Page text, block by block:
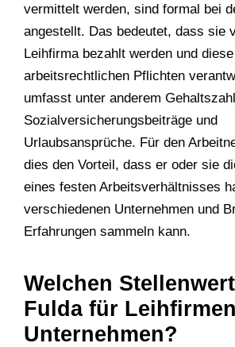
vermittelt werden, sind formal bei
angestellt. Das bedeutet, dass sie
Leihfirma bezahlt werden und
arbeitsrechtlichen Pflichten
umfasst unter anderem
Sozialversicherungsbeiträge und
Urlaubsansprüche. Für den
dies den Vorteil, dass er oder sie
eines festen Arbeitsverhältnisses
verschiedenen Unternehmen und
Erfahrungen sammeln kann.
Welchen
Fulda für
Unternehmen?